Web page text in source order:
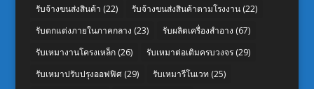
รับจ้างขนส่งสินค้า (22) รับจ้างขนส่งสินค้าตามโรงงาน(22)
รับตกแต่งภายในภาคกลาง (23) รับผลิตเครื่องสำอาง (67)
รับเหมางานโครงเหล็ก(26) รับเหมาต่อเติมครบวงจร(29)
รับเหมาปรับปรุงออฟฟิศ(29) รับเหมารีโนเวท (25)